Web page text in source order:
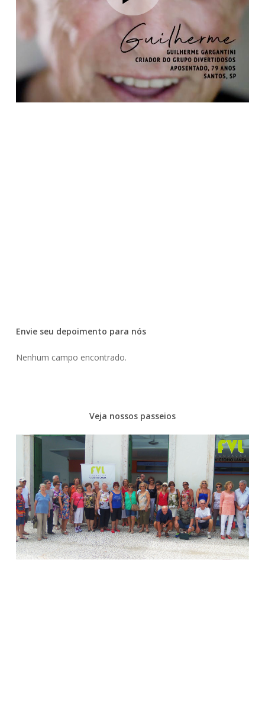
Envie seu depoimento para nós
Nenhum campo encontrado.
Veja nossos passeios